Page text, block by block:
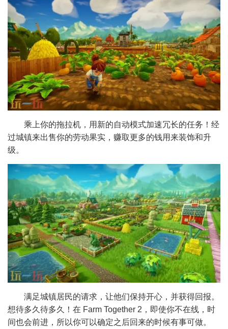
乘上你的拖拉机，用新的自动模式加速冗长的任务！经
过城镇来出售你的劳动果实，赚取更多的钱用来装饰和升
级。
满足城镇居民的请求，让他们保持开心，并获得回报。
想待多久待多久！在 Farm Together 2，即使你不在线，时
间也会前进，所以你可以确定之后回来的时候有事可做。